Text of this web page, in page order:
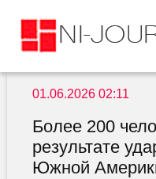
01.06.2026 02:11
Более 200
результате
Южной